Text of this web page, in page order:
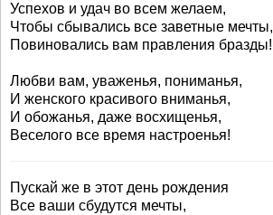
Успехов и удач во всем желаем,
Чтобы сбывались все заветные мечты,
Повиновались вам правления бразды!
Любви вам, уваженья, пониманья,
И женского красивого вниманья,
И обожанья, даже восхищенья,
Веселого все время настроенья!
Пускай же в этот день рождения
Все ваши сбудутся мечты,